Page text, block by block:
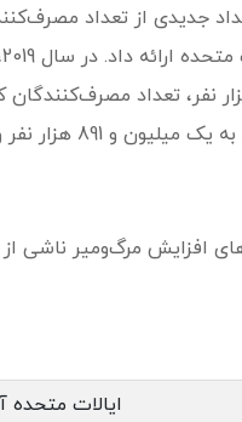
افزایش مرگ‌ومیر ناشی
ایالات متحده